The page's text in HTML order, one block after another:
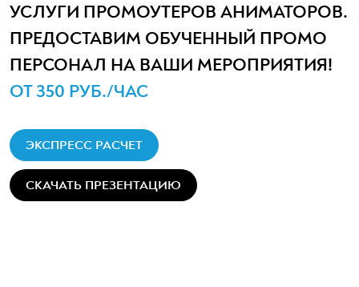
УСЛУГИ ПРОМОУТЕРОВ АНИМАТОРОВ.
ПРЕДОСТАВИМ ОБУЧЕННЫЙ ПРОМО
ПЕРСОНАЛ НА ВАШИ МЕРОПРИЯТИЯ!
ОТ 350 РУБ./ЧАС
ЭКСПРЕСС РАСЧЕТ
СКАЧАТЬ ПРЕЗЕНТАЦИЮ